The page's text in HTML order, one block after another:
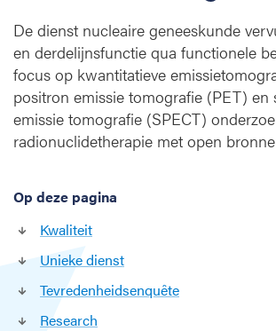
u
c
l
e
a
i
r
s
De dienst nucleaire geneeskunde
en derdelijnsfunctie qua functionele
focus op kwantitatieve
positron emissie tomografie (PET)
emissie tomografie (SPECT)
radionuclidetherapie met open
Op deze pagina
Kwaliteit
Unieke dienst
Tevredenheidsenquête
Research